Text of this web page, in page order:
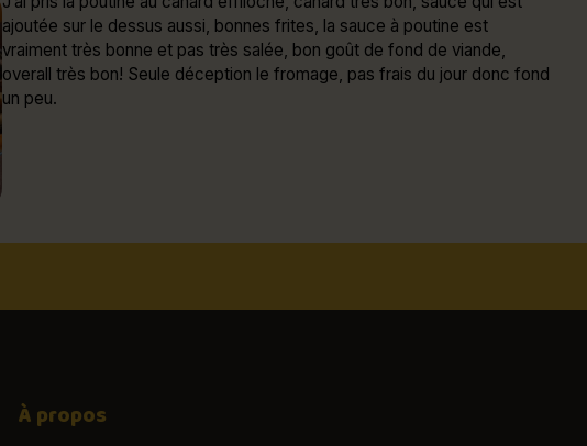
ajoutée sur le dessus aussi, bonnes frites, la sauce à poutine est
vraiment très bonne et pas très salée, bon goût de fond de viande,
overall très bon! Seule déception le fromage, pas frais du jour donc fond
un peu.
À propos